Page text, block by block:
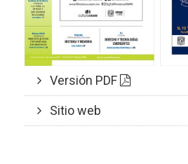
Versión PDF
Sitio web